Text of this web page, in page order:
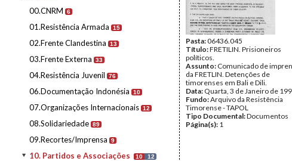
00.CNRM 6
01.Resistência Armada 15
02.Frente Clandestina 13
03.Frente Externa 33
04.Resistência Juvenil 76
06.Documentação Indonésia 10
07.Organizações Internacionais 12
08.Solidariedade 89
09.Recortes/Imprensa 9
10. Partidos e Associações 10 12
Pasta:06436.045
Título:FRETILIN. Prisioneiros
políticos.
Assunto: Comunicado de
da FRETLIN. Detenções de
timorenses em Bali e Dili.
Data: Quarta, 3 de Janeiro de
Fundo:Arquivo da Resistência
Timorense - TAPOL
Tipo Documental:Documentos
Página(s): 1